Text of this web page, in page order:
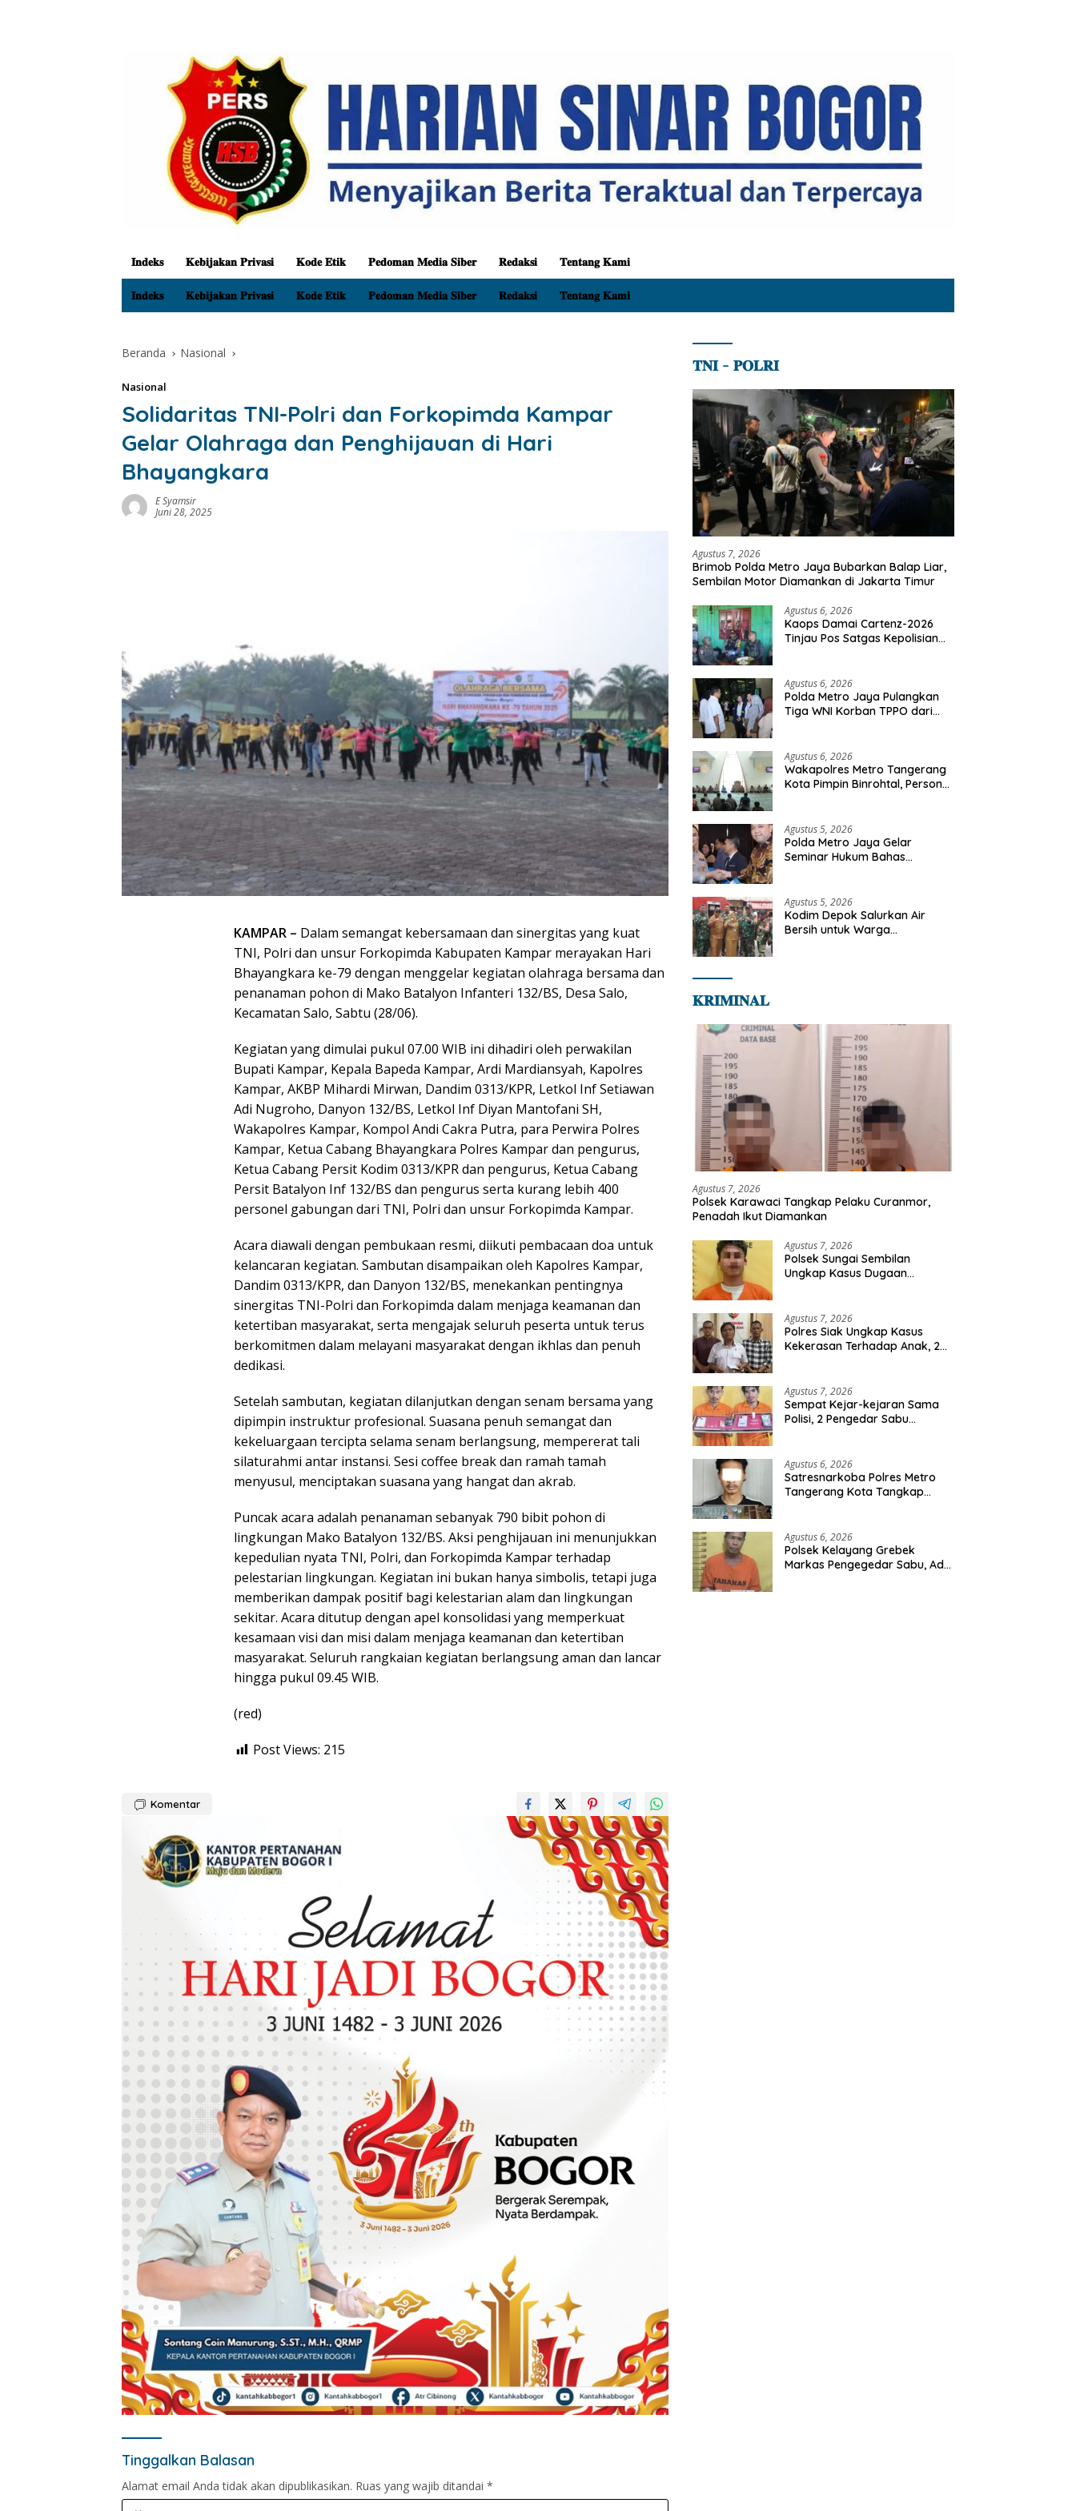
𝐈𝐧𝐝𝐞𝐤𝐬 𝐊𝐞𝐛𝐢𝐣𝐚𝐤𝐚𝐧 𝐏𝐫𝐢𝐯𝐚𝐬𝐢 𝐊𝐨𝐝𝐞 𝐄𝐭𝐢𝐤 𝐏𝐞𝐝𝐨𝐦𝐚𝐧 𝐌𝐞𝐝𝐢𝐚 𝐒𝐢𝐛𝐞𝐫 𝐑𝐞𝐝𝐚𝐤𝐬𝐢 𝐓𝐞𝐧𝐭𝐚𝐧𝐠 𝐊𝐚𝐦𝐢
𝐈𝐧𝐝𝐞𝐤𝐬 𝐊𝐞𝐛𝐢𝐣𝐚𝐤𝐚𝐧 𝐏𝐫𝐢𝐯𝐚𝐬𝐢 𝐊𝐨𝐝𝐞 𝐄𝐭𝐢𝐤 𝐏𝐞𝐝𝐨𝐦𝐚𝐧 𝐌𝐞𝐝𝐢𝐚 𝐒𝐢𝐛𝐞𝐫 𝐑𝐞𝐝𝐚𝐤𝐬𝐢 𝐓𝐞𝐧𝐭𝐚𝐧𝐠 𝐊𝐚𝐦𝐢
Beranda Nasional
Nasional
Solidaritas TNI-Polri dan Forkopimda Kampar
Gelar Olahraga dan Penghijauan di Hari
Bhayangkara
E Syamsir
Juni 28, 2025
KAMPAR – Dalam semangat kebersamaan dan sinergitas yang kuat
TNI, Polri dan unsur Forkopimda Kabupaten Kampar merayakan Hari
Bhayangkara ke-79 dengan menggelar kegiatan olahraga bersama dan
penanaman pohon di Mako Batalyon Infanteri 132/BS, Desa Salo,
Kecamatan Salo, Sabtu (28/06).
Kegiatan yang dimulai pukul 07.00 WIB ini dihadiri oleh perwakilan
Bupati Kampar, Kepala Bapeda Kampar, Ardi Mardiansyah, Kapolres
Kampar, AKBP Mihardi Mirwan, Dandim 0313/KPR, Letkol Inf Setiawan
Adi Nugroho, Danyon 132/BS, Letkol Inf Diyan Mantofani SH,
Wakapolres Kampar, Kompol Andi Cakra Putra, para Perwira Polres
Kampar, Ketua Cabang Bhayangkara Polres Kampar dan pengurus,
Ketua Cabang Persit Kodim 0313/KPR dan pengurus, Ketua Cabang
Persit Batalyon Inf 132/BS dan pengurus serta kurang lebih 400
personel gabungan dari TNI, Polri dan unsur Forkopimda Kampar.
Acara diawali dengan pembukaan resmi, diikuti pembacaan doa untuk
kelancaran kegiatan. Sambutan disampaikan oleh Kapolres Kampar,
Dandim 0313/KPR, dan Danyon 132/BS, menekankan pentingnya
sinergitas TNI-Polri dan Forkopimda dalam menjaga keamanan dan
ketertiban masyarakat, serta mengajak seluruh peserta untuk terus
berkomitmen dalam melayani masyarakat dengan ikhlas dan penuh
dedikasi.
Setelah sambutan, kegiatan dilanjutkan dengan senam bersama yang
dipimpin instruktur profesional. Suasana penuh semangat dan
kekeluargaan tercipta selama senam berlangsung, mempererat tali
silaturahmi antar instansi. Sesi coffee break dan ramah tamah
menyusul, menciptakan suasana yang hangat dan akrab.
Puncak acara adalah penanaman sebanyak 790 bibit pohon di
lingkungan Mako Batalyon 132/BS. Aksi penghijauan ini menunjukkan
kepedulian nyata TNI, Polri, dan Forkopimda Kampar terhadap
pelestarian lingkungan. Kegiatan ini bukan hanya simbolis, tetapi juga
memberikan dampak positif bagi kelestarian alam dan lingkungan
sekitar. Acara ditutup dengan apel konsolidasi yang memperkuat
kesamaan visi dan misi dalam menjaga keamanan dan ketertiban
masyarakat. Seluruh rangkaian kegiatan berlangsung aman dan lancar
hingga pukul 09.45 WIB.
(red)
Post Views: 215
Komentar
Tinggalkan Balasan
Alamat email Anda tidak akan dipublikasikan. Ruas yang wajib ditandai *
𝐓𝐍𝐈 – 𝐏𝐎𝐋𝐑𝐈
Agustus 7, 2026
Brimob Polda Metro Jaya Bubarkan Balap Liar,
Sembilan Motor Diamankan di Jakarta Timur
Agustus 6, 2026
Kaops Damai Cartenz-2026
Tinjau Pos Satgas Kepolisian
Bersama Masyarakat
Agustus 6, 2026
Polda Metro Jaya Pulangkan
Tiga WNI Korban TPPO dari
Agustus 6, 2026
Wakapolres Metro Tangerang
Kota Pimpin Binrohtal, Personel
Agustus 5, 2026
Polda Metro Jaya Gelar
Seminar Hukum Bahas
Agustus 5, 2026
Kodim Depok Salurkan Air
Bersih untuk Warga
𝐊𝐑𝐈𝐌𝐈𝐍𝐀𝐋
Agustus 7, 2026
Polsek Karawaci Tangkap Pelaku Curanmor,
Penadah Ikut Diamankan
Agustus 7, 2026
Polsek Sungai Sembilan
Ungkap Kasus Dugaan
Berhasil Diamankan
Agustus 7, 2026
Polres Siak Ungkap Kasus
Kekerasan Terhadap Anak, 2
Agustus 7, 2026
Sempat Kejar-kejaran Sama
Polisi, 2 Pengedar Sabu
Agustus 6, 2026
Satresnarkoba Polres Metro
Tangerang Kota Tangkap
Hexymer Disita
Agustus 6, 2026
Polsek Kelayang Grebek
Markas Pengegedar Sabu, Ada